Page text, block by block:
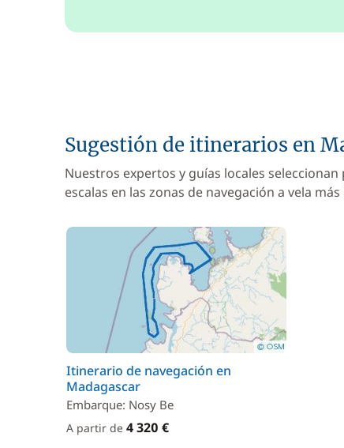
Sugestión de itinerarios en
Nuestros expertos y guías locales
escalas en las zonas de navegación a vela
Itinerario de navegación en
Madagascar
Embarque: Nosy Be
A partir de 4 320 €